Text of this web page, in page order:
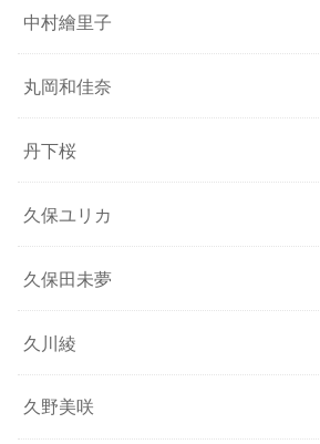
中村繪里子
丸岡和佳奈
丹下桜
久保ユリカ
久保田未夢
久川綾
久野美咲